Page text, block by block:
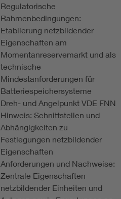
Regulatorische
Rahmenbedingungen:
Etablierung netzbildender
Eigenschaften am
Momentanreservemarkt und als
technische
Mindestanforderungen für
Batteriespeichersysteme
Dreh- und Angelpunkt VDE FNN
Hinweis: Schnittstellen und
Abhängigkeiten zu
Festlegungen netzbildender
Eigenschaften
Anforderungen und Nachweise:
Zentrale Eigenschaften
netzbildender Einheiten und